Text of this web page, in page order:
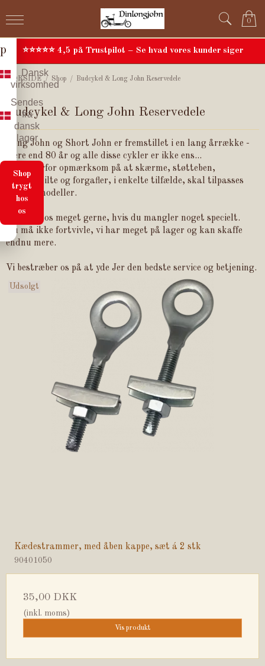
h
p
Dansk
virksomhed
Sendes
fra
dansk
lager
Shop
trygt
hos
os
⭐⭐⭐⭐⭐ 4,5 på Trustpilot – Se hvad vores kunder siger
0
FORSIDE / Shop / Budcykel & Long John Reservedele
Budcykel & Long John Reservedele
Long John og Short John er fremstillet i en lang årrække -
mere end 80 år og alle disse cykler er ikke ens...
- Vær derfor opmærksom på at skærme, støtteben,
rammeskilte og forgafler, i enkelte tilfælde, skal tilpasses
enkelte modeller.
Kontakt os meget gerne, hvis du mangler noget specielt.
Du må ikke fortvivle, vi har meget på lager og kan skaffe
endnu mere.
Vi bestræber os på at yde Jer den bedste service og betjening.
Udsolgt
Kædestrammer, med åben kappe, sæt á 2 stk
90401050
35,00 DKK
(inkl. moms)
Vis produkt